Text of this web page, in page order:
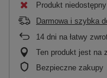
Produkt niedostępny
Darmowa i szybka
14 dni na łatwy
Ten produkt jest na
Bezpieczne zakupy